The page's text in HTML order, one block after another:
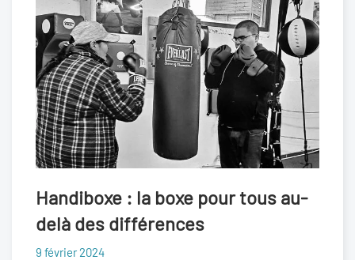
Handiboxe : la boxe pour tous au-
delà des différences
9 février 2024